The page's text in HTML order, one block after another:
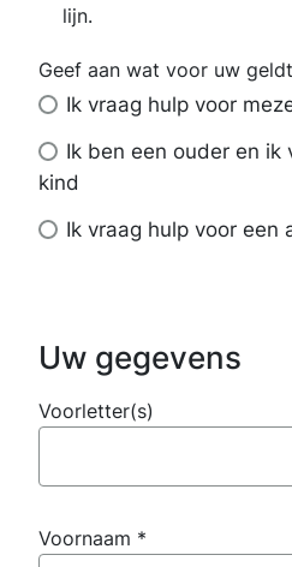
lijn.
Geef
aan
voor
uw
geldt
Geef aan wat voor uw geldt
Ik vraag hulp voor
Ik ben een ouder en ik
kind
Ik vraag hulp voor een
Uw gegevens
Voorletter(s)
Voornaam *